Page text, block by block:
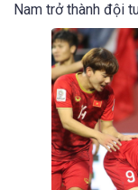
Nam trở thành đội